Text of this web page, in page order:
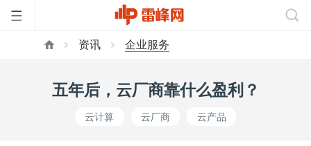
资讯 企业服务
五年后，云厂商靠什么盈利？
云计算 云厂商 云产品